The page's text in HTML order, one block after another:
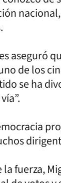
aseguró
de los
se ha
fuerza,